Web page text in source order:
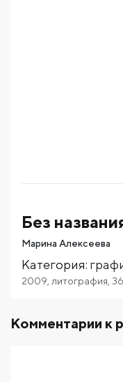
Без
Марина Алексеева
Категория:
2009 литография 36
Комментарии к